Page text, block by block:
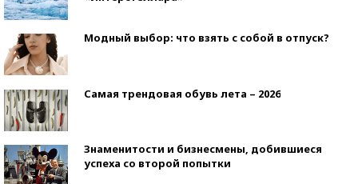
Модный выбор: что взять с собой в отпуск?
Самая трендовая обувь лета – 2026
Знаменитости и бизнесмены, добившиеся
успеха со второй попытки